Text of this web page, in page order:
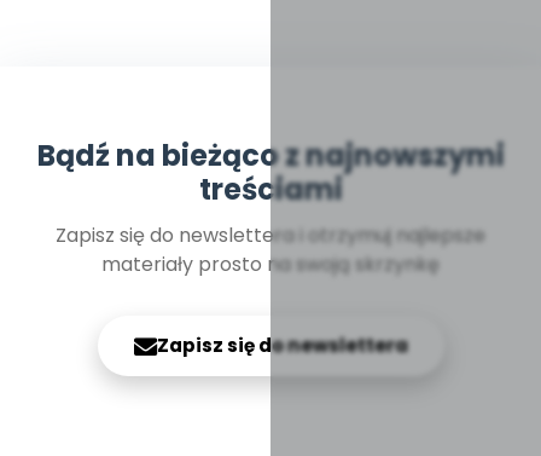
Bądź na bieżąco z najnowszymi
treściami
Zapisz się do newslettera i otrzymuj najlepsze
materiały prosto na swoją skrzynkę
Zapisz się do newslettera